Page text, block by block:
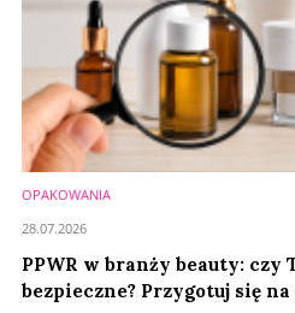
OPAKOWANIA
PPWR w branży beauty: czy
bezpieczne? Przygotuj się
28.07.2026